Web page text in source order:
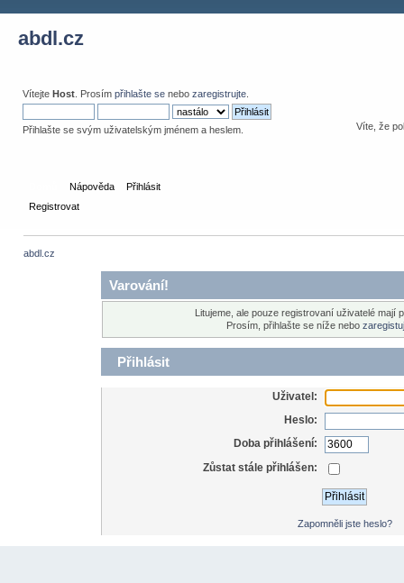
abdl.cz
Vítejte Host . Prosím přihlašte se nebo zaregistrujte
Přihlašte se svým uživatelským jménem a heslem. Víte, že
Nápověda
Přihlásit
Registrovat
abdl.cz
Varování!
Litujeme, ale pouze registrovaní uživatelé mají
Prosím, přihlašte se níže nebo
Přihlásit
Uživatel:
Heslo:
Doba přihlášení:
Zůstat stále přihlášen:
Zapomněli jste heslo?